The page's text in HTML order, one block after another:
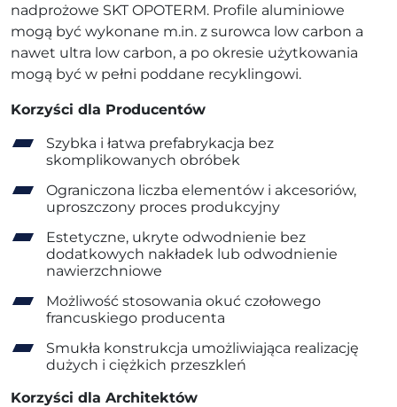
nadprożowe SKT OPOTERM. Profile aluminiowe
mogą być wykonane m.in. z surowca low carbon a
nawet ultra low carbon, a po okresie użytkowania
mogą być w pełni poddane recyklingowi.
Korzyści dla Producentów
Szybka i łatwa prefabrykacja bez
skomplikowanych obróbek
Ograniczona liczba elementów i akcesoriów,
uproszczony proces produkcyjny
Estetyczne, ukryte odwodnienie bez
dodatkowych nakładek lub odwodnienie
nawierzchniowe
Możliwość stosowania okuć czołowego
francuskiego producenta
Smukła konstrukcja umożliwiająca realizację
dużych i ciężkich przeszkleń
Korzyści dla Architektów